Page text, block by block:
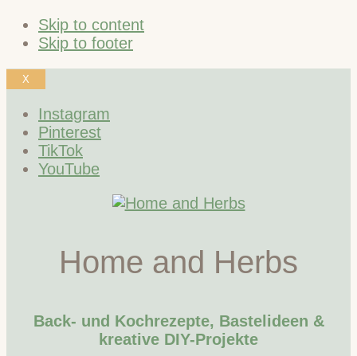
Skip to content
Skip to footer
X
Instagram
Pinterest
TikTok
YouTube
Home and Herbs
Back- und Kochrezepte, Bastelideen &
kreative DIY-Projekte